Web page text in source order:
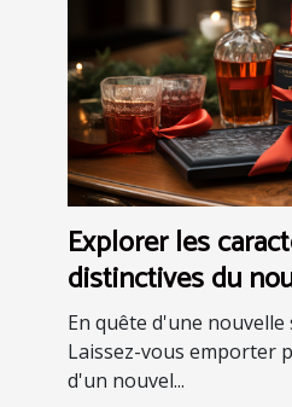
Explorer les
distinctives du
pour homme:
coffrets
En quête d'une
Laissez-vous emporter
d'un nouvel...